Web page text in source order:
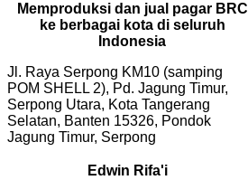
Memproduksi dan jual pagar BRC
ke berbagai kota di seluruh
Indonesia
Jl. Raya Serpong KM10 (samping
POM SHELL 2), Pd. Jagung Timur,
Serpong Utara, Kota Tangerang
Selatan, Banten 15326, Pondok
Jagung Timur, Serpong
Edwin Rifa'i